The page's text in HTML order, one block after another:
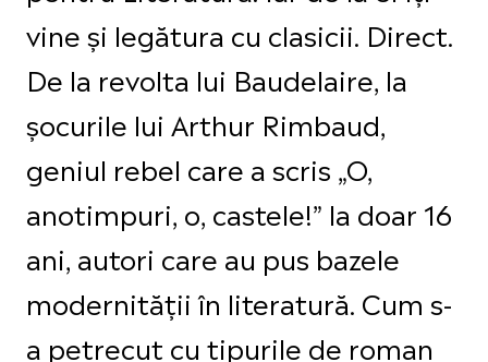
vine și legătura cu clasicii. Direct.
De la revolta lui Baudelaire, la
șocurile lui Arthur Rimbaud,
geniul rebel care a scris „O,
anotimpuri, o, castele!” la doar 16
ani, autori care au pus bazele
modernității în literatură. Cum s-
a petrecut cu tipurile de roman